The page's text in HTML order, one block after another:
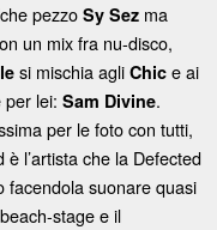
pezzo Sy Sez ma
un mix fra nu-disco,
si mischia agli Chic e ai
per lei: Sam Divine.
per le foto con tutti,
l’artista che la Defected
facendola suonare quasi
stage e il